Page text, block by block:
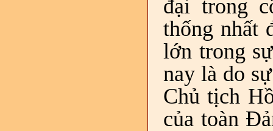
đại trong
thống nhất
lớn trong
nay là do
Chủ tịch
của toàn